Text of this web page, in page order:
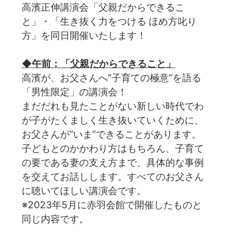
高濱正伸講演会「父親だからできるこ
と」・「生き抜く力をつける ほめ方叱り
方」を同日開催いたします！
◆午前：「父親だからできること」
高濱が、お父さんへ”子育ての極意”を語る
「男性限定」の講演会！
まだだれも見たことがない新しい時代でわ
が子がたくましく生き抜いていくために、
お父さんが”いま”できることがあります。
子どもとのかかわり方はもちろん、子育て
の要である妻の支え方まで、具体的な事例
を交えてお話しします。すべてのお父さん
に聴いてほしい講演会です。
※2023年5月に赤羽会館で開催したものと
同じ内容です。